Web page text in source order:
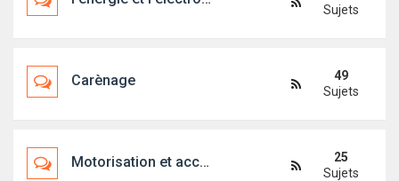
Sujets
Carènage
49
Sujets
Motorisation et accessoires
25
Sujets